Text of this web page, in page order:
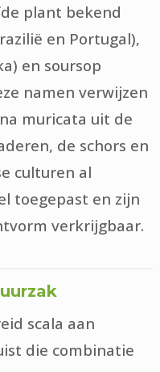
plant bekend
en Portugal),
en soursop
namen verwijzen
muricata uit de
de schors en
culturen al
toegepast en zijn
verkrijgbaar.
scala aan
die combinatie